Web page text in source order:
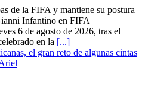
de la FIFA y mantiene su postura
Infantino en FIFA
6 de agosto de 2026, tras el
en la [...]